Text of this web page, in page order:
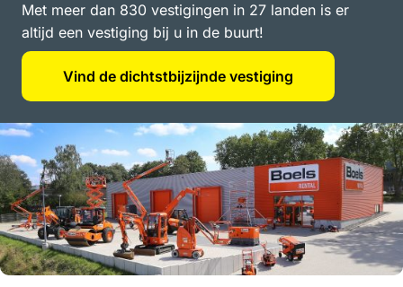
Met meer dan 830 vestigingen in 27 landen is er
altijd een vestiging bij u in de buurt!
Vind de dichtstbijzijnde vestiging